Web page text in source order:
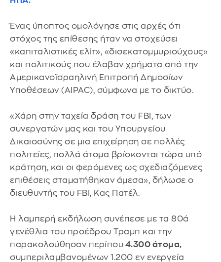
Ένας ύποπτος ομολόγησε στις αρχές ότι
στόχος της επίθεσης ήταν να στοχεύσει
«καπιταλιστικές ελίτ», «δισεκατομμυριούχους»
και πολιτικούς που έλαβαν χρήματα από την
Αμερικανοϊσραηλινή Επιτροπή Δημοσίων
Υποθέσεων (AIPAC), σύμφωνα με το δικτύο.
«Χάρη στην ταχεία δράση του FBI, των
συνεργατών μας και του Υπουργείου
Δικαιοσύνης σε μια επιχείρηση σε πολλές
πολιτείες, πολλά άτομα βρίσκονται τώρα υπό
κράτηση, και οι φερόμενες ως σχεδιαζόμενες
επιθέσεις σταματήθηκαν άμεσα», δήλωσε ο
διευθυντής του FBI, Κας Πατέλ.
Η λαμπερή εκδήλωση συνέπεσε με τα 80ά
γενέθλια του προέδρου Τραμπ και την
παρακολούθησαν περίπου 4.300 άτομα,
συμπεριλαμβανομένων 1.200 εν ενεργεία